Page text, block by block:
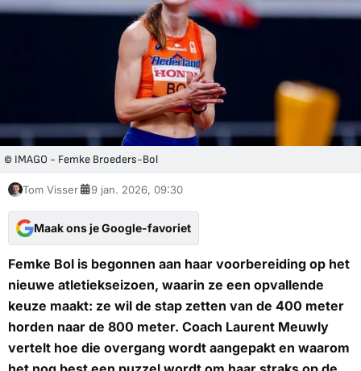
© IMAGO - Femke Broeders-Bol
Tom Visser 9 jan. 2026, 09:30
Maak ons je Google-favoriet
Femke Bol is begonnen aan haar voorbereiding op het
nieuwe atletiekseizoen, waarin ze een opvallende
keuze maakt: ze wil de stap zetten van de 400 meter
horden naar de 800 meter. Coach Laurent Meuwly
vertelt hoe die overgang wordt aangepakt en waarom